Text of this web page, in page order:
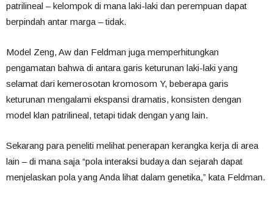
patrilineal – kelompok di mana laki-laki dan perempuan dapat
berpindah antar marga – tidak.
Model Zeng, Aw dan Feldman juga memperhitungkan
pengamatan bahwa di antara garis keturunan laki-laki yang
selamat dari kemerosotan kromosom Y, beberapa garis
keturunan mengalami ekspansi dramatis, konsisten dengan
model klan patrilineal, tetapi tidak dengan yang lain.
Sekarang para peneliti melihat penerapan kerangka kerja di area
lain – di mana saja “pola interaksi budaya dan sejarah dapat
menjelaskan pola yang Anda lihat dalam genetika,” kata Feldman.